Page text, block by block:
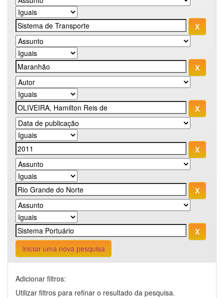
Iniciar uma nova pesquisa
Adicionar filtros:
Utilizar filtros para refinar o resultado da pesquisa.